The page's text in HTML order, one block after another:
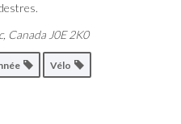
Canada J0E 2K0
Vélo